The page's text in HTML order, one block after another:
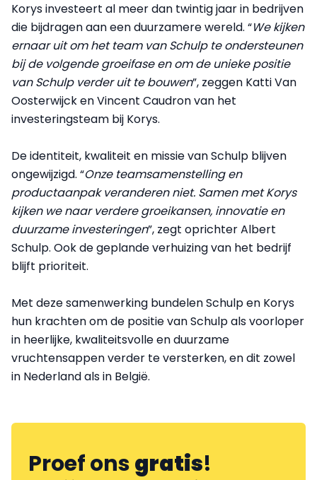
Korys investeert al meer dan twintig jaar in bedrijven
die bijdragen aan een duurzamere wereld. “We kijken
ernaar uit om het team van Schulp te ondersteunen
bij de volgende groeifase en om de unieke positie
van Schulp verder uit te bouwen”, zeggen Katti Van
Oosterwijck en Vincent Caudron van het
investeringsteam bij Korys.
De identiteit, kwaliteit en missie van Schulp blijven
ongewijzigd. “Onze teamsamenstelling en
productaanpak veranderen niet. Samen met Korys
kijken we naar verdere groeikansen, innovatie en
duurzame investeringen”, zegt oprichter Albert
Schulp. Ook de geplande verhuizing van het bedrijf
blijft prioriteit.
Met deze samenwerking bundelen Schulp en Korys
hun krachten om de positie van Schulp als voorloper
in heerlijke, kwaliteitsvolle en duurzame
vruchtensappen verder te versterken, en dit zowel
in Nederland als in België.
Proef onsgratis!